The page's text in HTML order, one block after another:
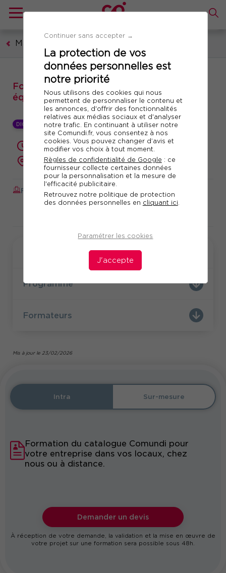
Continuer sans accepter →
La protection de vos
données personnelles est
notre priorité
Nous utilisons des cookies qui nous
permettent de personnaliser le contenu et
les annonces, d'offrir des fonctionnalités
relatives aux médias sociaux et d'analyser
notre trafic. En continuant à utiliser notre
site Comundi.fr, vous consentez à nos
cookies. Vous pouvez changer d’avis et
modifier vos choix à tout moment.
Règles de confidentialité de Google : ce
fournisseur collecte certaines données
pour la personnalisation et la mesure de
l'efficacité publicitaire.
Retrouvez notre politique de protection
des données personnelles en cliquant ici
Paramétrer les cookies
J'accepte
Management et leadership
FORMATION AUGMENTÉE Réf. 10383
Formation : Managers, accompagnez votre
équipe en situation de crise
DIGITAL LEARNING +
2 jours (14 heures)
présentiel ou à distance
Programme
Formateurs
Mis à jour le 23/02/2026
Intra Sur-mesure
Formation du catalogue Comundi pour
votre entreprise dans vos locaux, chez
nous ou à distance.
Demander un devis
À réception de votre demande, la validation et la mise en œuvre de
votre projet sur une formation sera possible sous 48h.